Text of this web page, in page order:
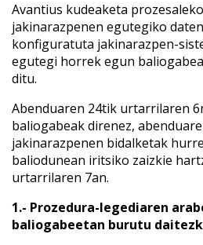
Avantius kudeaketa
jakinarazpenen egutegiko
konfiguratuta jakinarazpen-
egutegi horrek egun
ditu.
Abenduaren 24tik urtarrilaren
baliogabeak direnez,
jakinarazpenen bidalketak
baliodunean iritsiko zaizkie
urtarrilaren 7an.
1.- Prozedura-legediaren
baliogabeetan burutu